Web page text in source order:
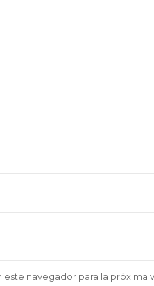
navegador para la próxima